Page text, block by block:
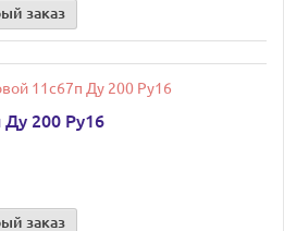
заказ
200 Ру16
заказ